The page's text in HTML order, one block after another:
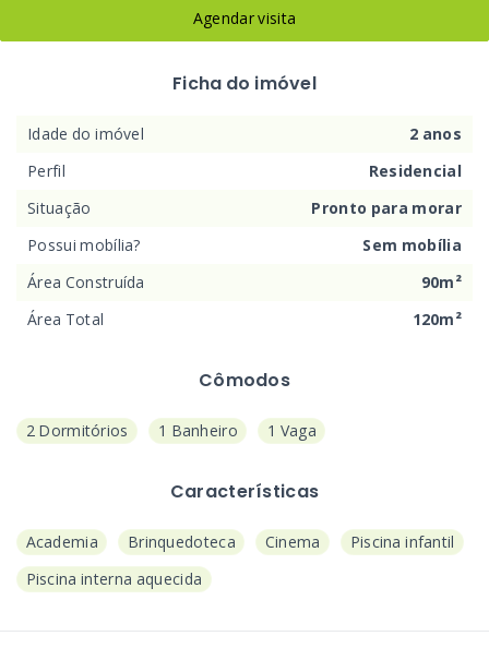
Cômodos
2 Dormitórios 1 Banheiro 1 Vaga
Características
Academia Brinquedoteca Cinema
Piscina infantil
Piscina interna aquecida
Agendar visita
Ficha do imóvel
Idade do imóvel
2 anos
Perfil
Residencial
Situação
Pronto para morar
Possui mobília?
Sem mobília
Área Construída
90m²
Área Total
120m²